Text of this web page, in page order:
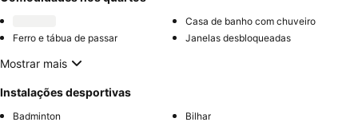
Casa de banho com chuveiro
Ferro e tábua de passar
Janelas desbloqueadas
Mostrar mais
Instalações desportivas
Badminton
Bilhar